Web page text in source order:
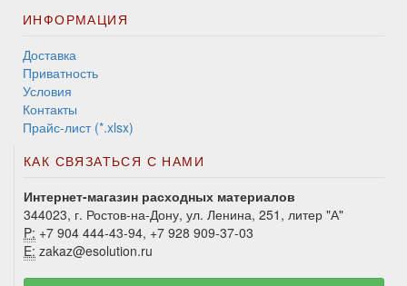
ИНФОРМАЦИЯ
Доставка
Приватность
Условия
Контакты
Прайс-лист (*.xlsx)
КАК СВЯЗАТЬСЯ С НАМИ
Интернет-магазин расходных материалов
344023, г. Ростов-на-Дону, ул. Ленина, 251, литер "А"
P: +7 904 444-43-94, +7 928 909-37-03
E: zakaz@esolution.ru